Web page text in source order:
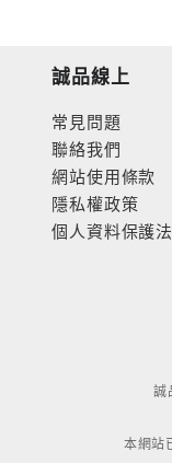
誠品線上
常見問題
聯絡我們
網站使用條款
隱私權政策
個人資料保護法
誠
本網站